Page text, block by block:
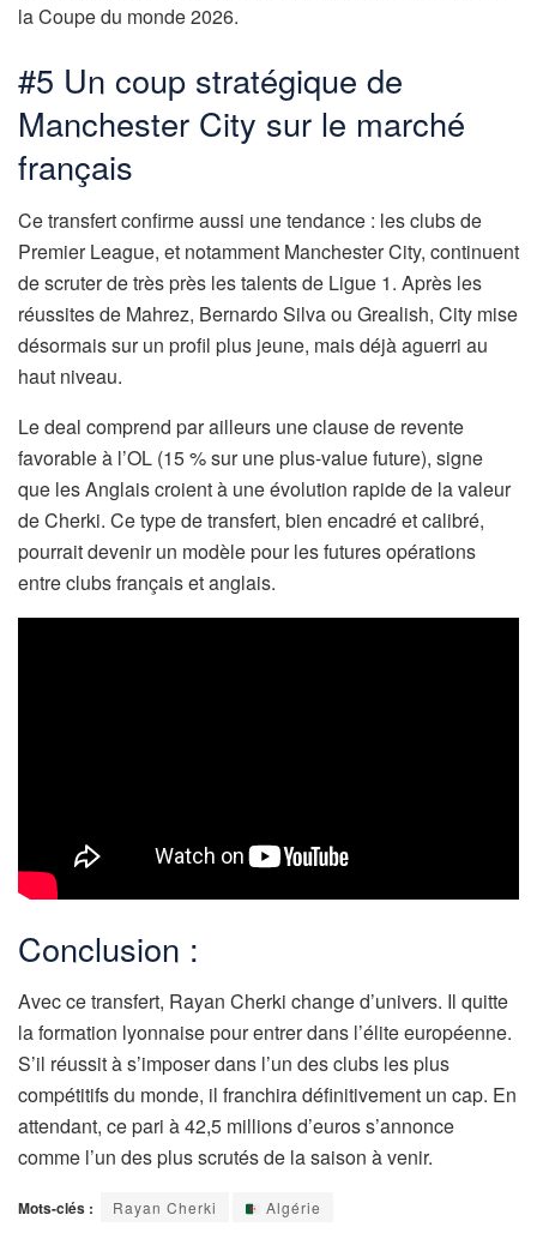
la Coupe du monde 2026.
#5 Un coup stratégique de
Manchester City sur le marché
français
Ce transfert confirme aussi une tendance : les clubs de
Premier League, et notamment Manchester City, continuent
de scruter de très près les talents de Ligue 1. Après les
réussites de Mahrez, Bernardo Silva ou Grealish, City mise
désormais sur un profil plus jeune, mais déjà aguerri au
haut niveau.
Le deal comprend par ailleurs une clause de revente
favorable à l’OL (15 % sur une plus-value future), signe
que les Anglais croient à une évolution rapide de la valeur
de Cherki. Ce type de transfert, bien encadré et calibré,
pourrait devenir un modèle pour les futures opérations
entre clubs français et anglais.
Conclusion :
Avec ce transfert, Rayan Cherki change d’univers. Il quitte
la formation lyonnaise pour entrer dans l’élite européenne.
S’il réussit à s’imposer dans l’un des clubs les plus
compétitifs du monde, il franchira définitivement un cap. En
attendant, ce pari à 42,5 millions d’euros s’annonce
comme l’un des plus scrutés de la saison à venir.
Mots-clés : Rayan Cherki Algérie